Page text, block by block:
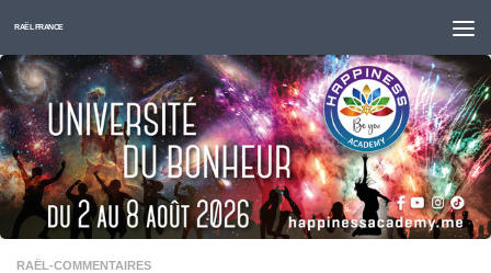
Skip to content
RAËL FRANCE
RAËL-COMMENTAIRES